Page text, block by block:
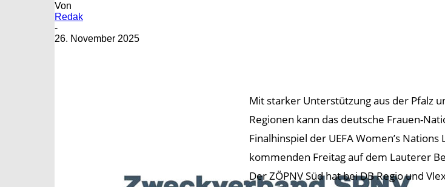
Von
Redak
-
26. November 2025
Mit starker Unterstützung aus der Pfalz
Regionen kann das deutsche Frauen-
Finalhinspiel der UEFA Women’s Nations
kommenden Freitag auf dem Lauterer
Der ZÖPNV Süd hat bei DB Regio und